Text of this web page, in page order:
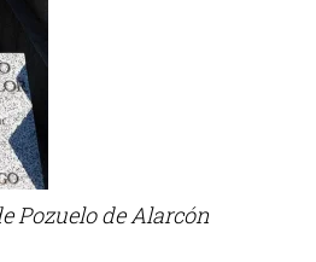
Pozuelo de Alarcón